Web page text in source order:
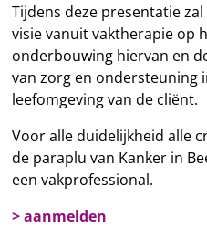
Tijdens deze presentatie
visie vanuit vaktherapie op
onderbouwing hiervan en
van zorg en ondersteuning
leefomgeving van de cliënt.
Voor alle duidelijkheid alle
de paraplu van Kanker in
een vakprofessional.
> aanmelden